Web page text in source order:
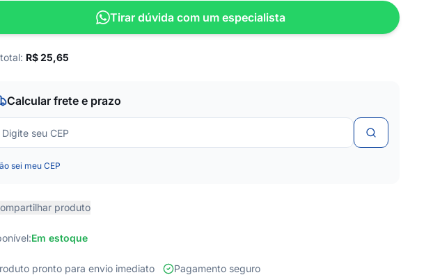
Tirar dúvida com um especialista
R$25,65
Calcular frete e prazo
sei meu CEP
produto
Em estoque
pronto para envio imediato Pagamento seguro